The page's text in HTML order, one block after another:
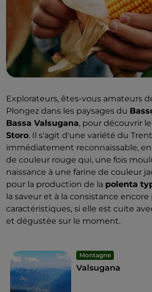
Explorateurs, êtes-vous amateurs
Plongez dans les paysages du
Bassa Valsugana, pour découvrir le
Storo. Il s'agit d'une variété du
immédiatement reconnaissable, en
de couleur rouge qui, une fois
naissance à une farine de couleur
pour la production de la polenta
la saveur et à la consistance encore
caractéristiques, si elle est cuite
et dégustée sur le moment.
Montagne
Valsugana